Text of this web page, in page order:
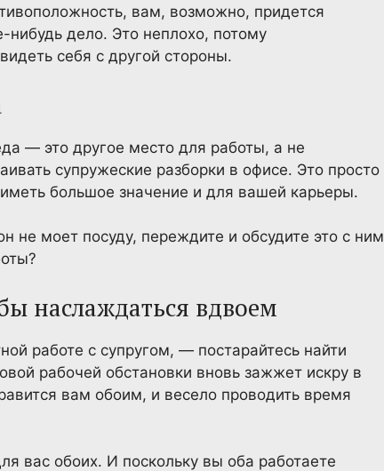
вам, возможно, придется
нибудь дело. Это неплохо, потому
себя с другой стороны.
— это другое место для работы, а не
супружеские разборки в офисе. Это просто
большое значение и для вашей карьеры.
не моет посуду, переждите и обсудите это с ним
наслаждаться вдвоем
работе с супругом, — постарайтесь найти
рабочей обстановки вновь зажжет искру в
вам обоим, и весело проводить время
вас обоих. И поскольку вы оба работаете